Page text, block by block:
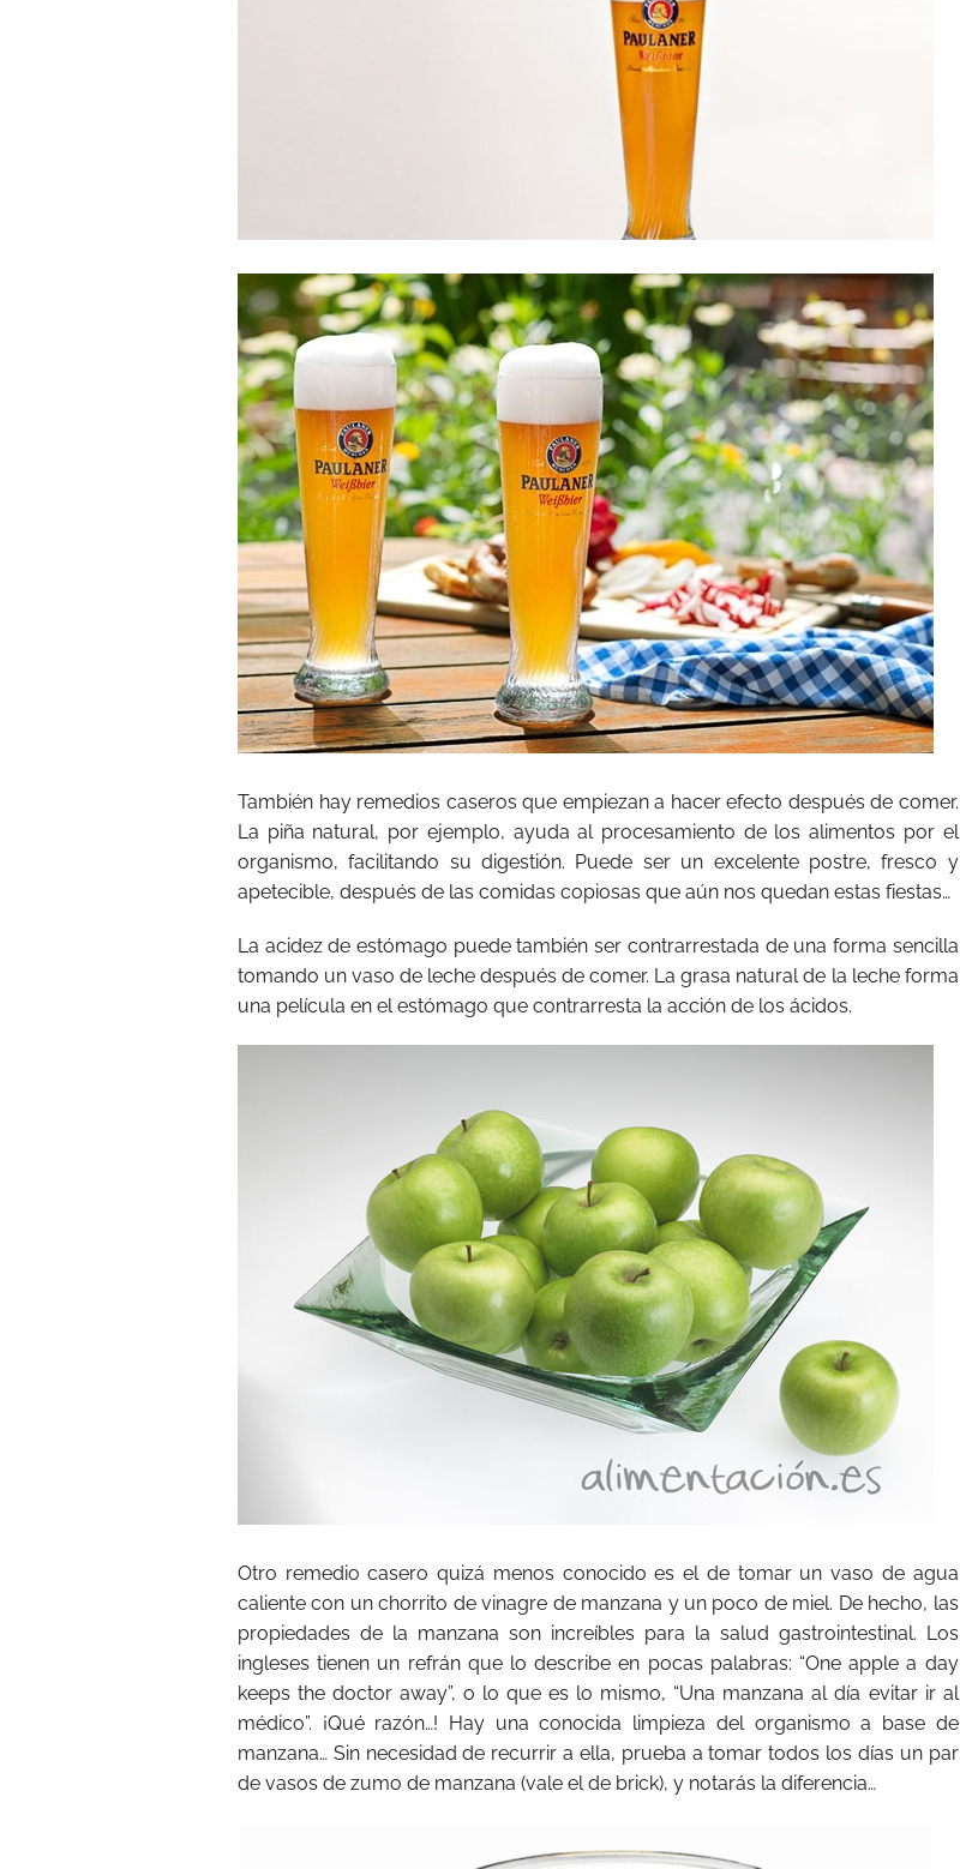
También hay remedios caseros que empiezan a hacer efecto después de comer.
La piña natural, por ejemplo, ayuda al procesamiento de los alimentos por el
organismo, facilitando su digestión. Puede ser un excelente postre, fresco y
apetecible, después de las comidas copiosas que aún nos quedan estas fiestas…
La acidez de estómago puede también ser contrarrestada de una forma sencilla
tomando un vaso de leche después de comer. La grasa natural de la leche forma
una película en el estómago que contrarresta la acción de los ácidos.
Otro remedio casero quizá menos conocido es el de tomar un vaso de agua
caliente con un chorrito de vinagre de manzana y un poco de miel. De hecho, las
propiedades de la manzana son increíbles para la salud gastrointestinal. Los
ingleses tienen un refrán que lo describe en pocas palabras: “One apple a day
keeps the doctor away”, o lo que es lo mismo, “Una manzana al día evitar ir al
médico”. ¡Qué razón…! Hay una conocida limpieza del organismo a base de
manzana… Sin necesidad de recurrir a ella, prueba a tomar todos los días un par
de vasos de zumo de manzana (vale el de brick), y notarás la diferencia…